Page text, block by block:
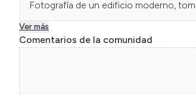
Fotografía de un edificio moderno,
Ver más
Comentarios de la comunidad